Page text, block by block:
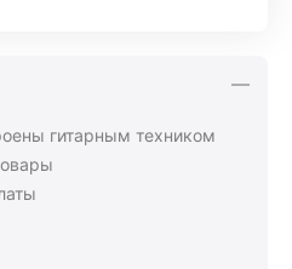
гитарным техником